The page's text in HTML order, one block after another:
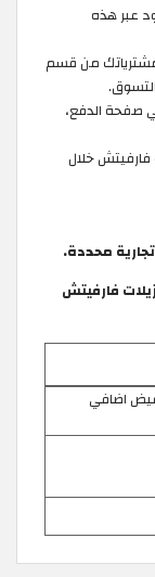
عبر هذه
من قسم
صفحة الدفع،
خلال
محددة.
فارفيتش
+تخفيض اضافي